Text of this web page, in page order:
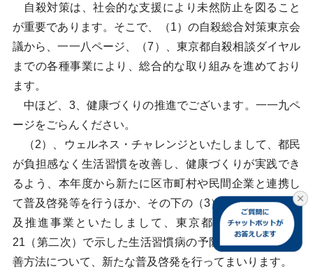
自殺対策は、社会的な支援により未然防止を図ること
が重要であります。そこで、（1）の自殺総合対策東京会
議から、一一八ページ、（7）、東京都自殺相談ダイヤル
までの各種事業により、総合的な取り組みを進めており
ます。
中ほど、3、健康づくりの推進でございます。一一九ペ
ージをごらんください。
（2）、ウェルネス・チャレンジといたしまして、都民
が負担感なく生活習慣を改善し、健康づくりが実践でき
るよう、本年度から新たに区市町村や民間企業と連携し
て普及啓発等を行うほか、その下の（3）、健康づくり普
及推進事業といたしまして、東京都健康推進プラン
21（第二次）で示した生活習慣病の予防や生活習慣の改
善方法について、新たな普及啓発を行ってまいります。